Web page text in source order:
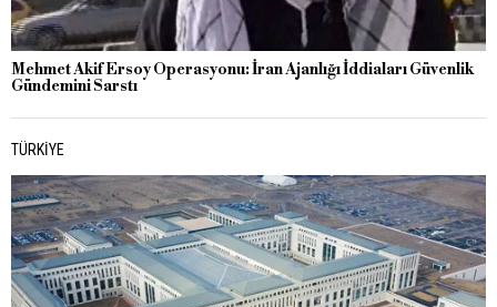
Mehmet Akif Ersoy Operasyonu: İran Ajanlığı İddiaları Güvenlik
Gündemini Sarstı
TÜRKIYE